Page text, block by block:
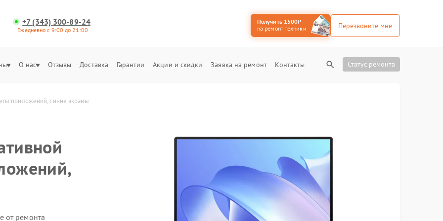
+7 (343) 300-89-24
Ежедневно с 9:00 до 21:00
Получить 1500₽
на ремонт техники
Перезвоните мне
О нас Отзывы Доставка Гарантии Акции и скидки Заявка на ремонт Контакты Статус ремонта
приложений, синие экраны
от ремонта